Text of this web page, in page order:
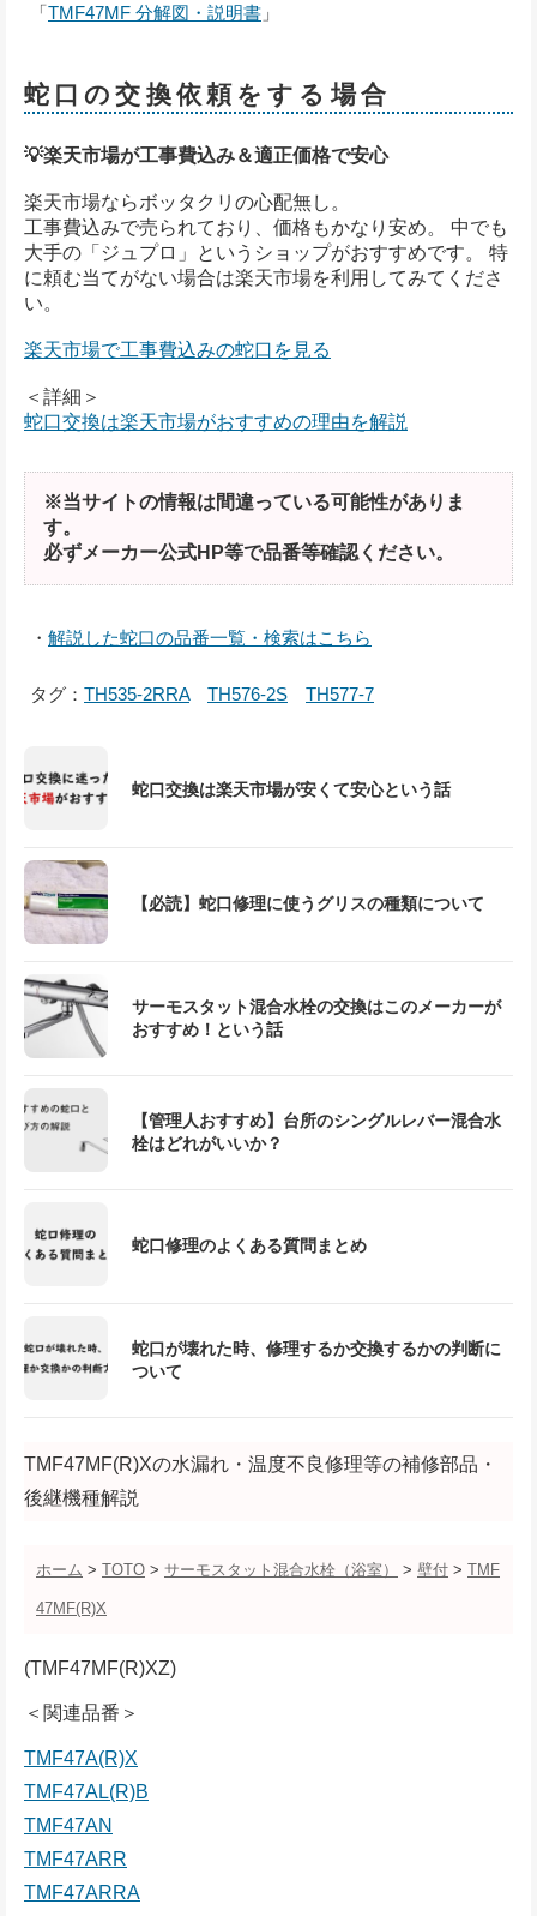
「TMF47MF 分解図・説明書 」
蛇口の交換依頼をする場合
💡楽天市場が工事費込み＆適正価格で安心
楽天市場ならボッタクリの心配無し。
工事費込みで売られており、価格もかなり安め。 中でも
大手の「ジュプロ」というショップがおすすめです。 特
に頼む当てがない場合は楽天市場を利用してみてくださ
い。
楽天市場で工事費込みの蛇口を見る
＜詳細＞
蛇口交換は楽天市場がおすすめの理由を解説
※当サイトの情報は間違っている可能性がありま
す。
必ずメーカー公式HP等で品番等確認ください。
・ 解説した蛇口の品番一覧・検索はこちら
タグ： TH535-2RRA TH576-2S TH577-7
蛇口交換は楽天市場が安くて安心という話
【必読】蛇口修理に使うグリスの種類について
サーモスタット混合水栓の交換はこのメーカーが
おすすめ！という話
【管理人おすすめ】台所のシングルレバー混合水
栓はどれがいいか？
蛇口修理のよくある質問まとめ
蛇口が壊れた時、修理するか交換するかの判断に
ついて
TMF47MF(R)Xの水漏れ・温度不良修理等の補修部品・
後継機種解説
ホーム > TOTO > サーモスタット混合水栓（浴室） > 壁付 > TMF
47MF(R)X
(TMF47MF(R)XZ)
＜関連品番＞
TMF47A(R)X
TMF47AL(R)B
TMF47AN
TMF47ARR
TMF47ARRA